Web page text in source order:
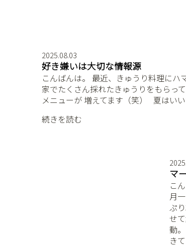
2025.08.03
好き嫌いは大切な情報源
こんばんは。 最近、きゅうり料理にハ
家でたくさん採れたきゅうりをもらっ
メニューが 増えてます（笑） ⁡ ⁡ 夏はい
続きを読む
マ
こ
月
ぷ
せ
動
き